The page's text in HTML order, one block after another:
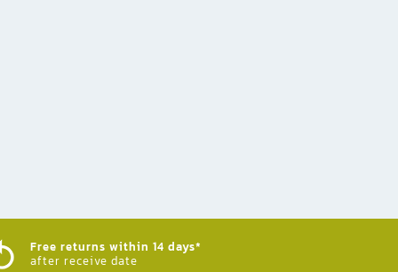
Free returns within 14 days*
after receive date